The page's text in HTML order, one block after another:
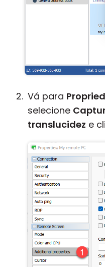
Vá para
selecione
translucidez e